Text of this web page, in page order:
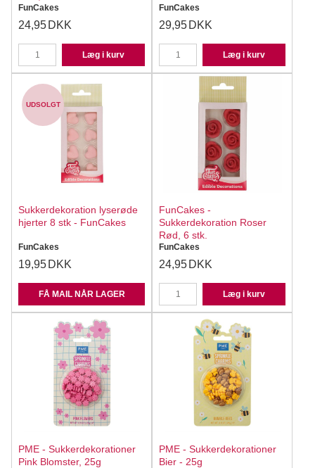
FunCakes
24,95 DKK
Læg i kurv
FunCakes
29,95 DKK
Læg i kurv
UDSOLGT
Sukkerdekoration lyserøde
hjerter 8 stk - FunCakes
FunCakes
19,95 DKK
FÅ MAIL NÅR LAGER
FunCakes -
Sukkerdekoration Roser
Rød, 6 stk.
FunCakes
24,95 DKK
Læg i kurv
PME - Sukkerdekorationer
Pink Blomster, 25g
PME - Sukkerdekorationer
Bier - 25g